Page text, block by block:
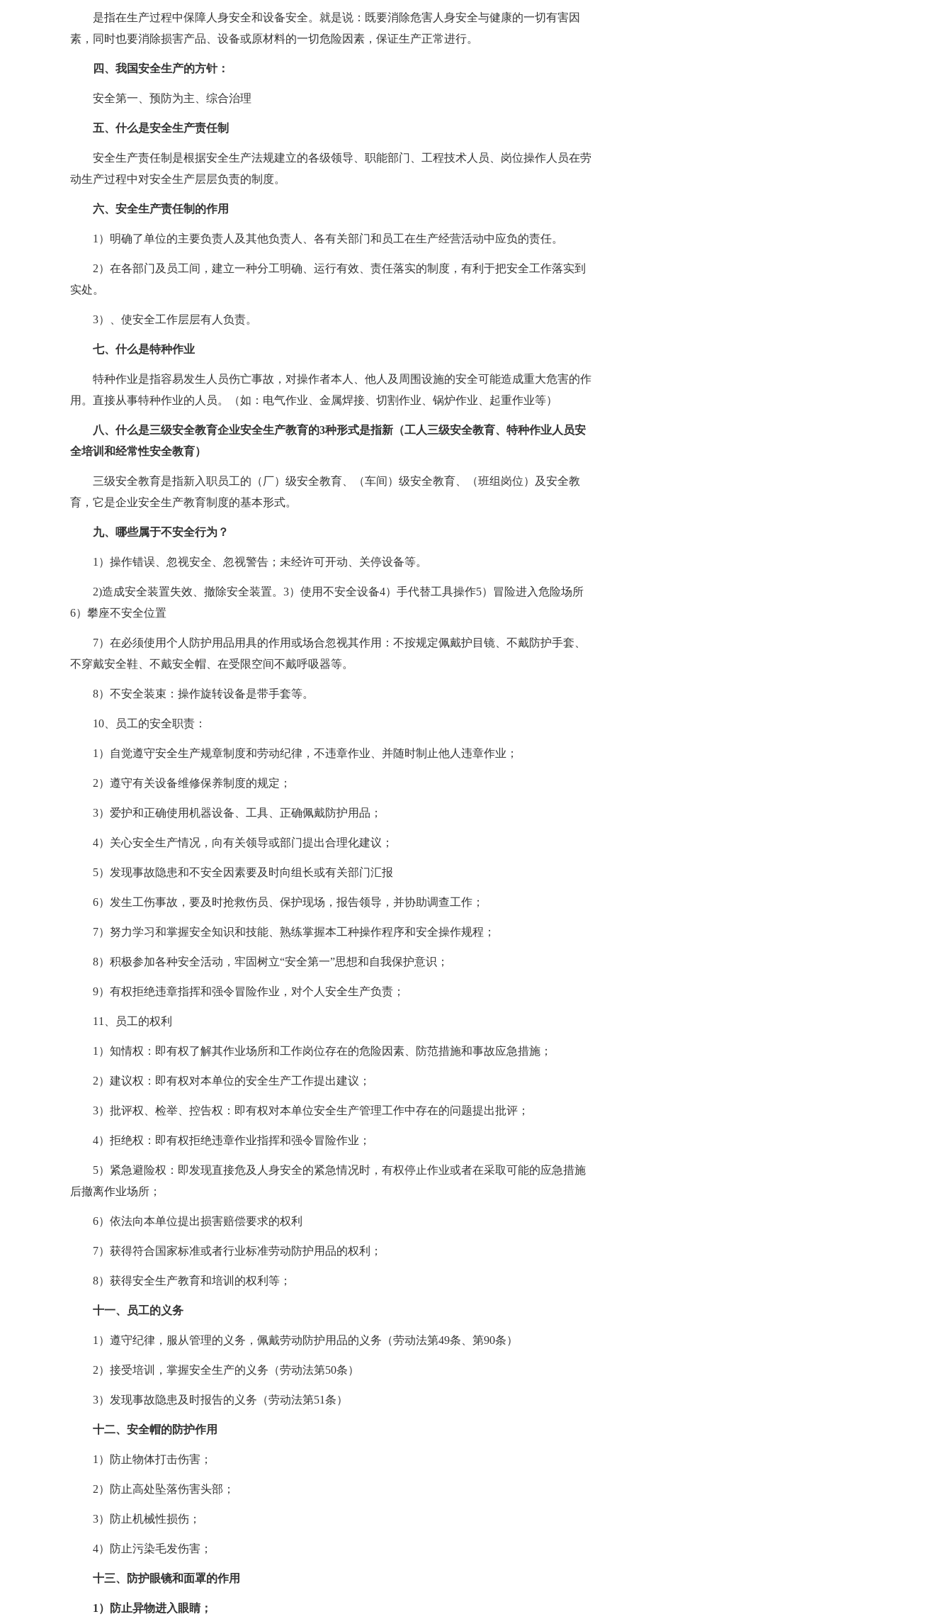
是指在生产过程中保障人身安全和设备安全。就是说：既要消除危害人身安全与健康的一切有害因
素，同时也要消除损害产品、设备或原材料的一切危险因素，保证生产正常进行。
四、我国安全生产的方针：
安全第一、预防为主、综合治理
五、什么是安全生产责任制
安全生产责任制是根据安全生产法规建立的各级领导、职能部门、工程技术人员、岗位操作人员在劳
动生产过程中对安全生产层层负责的制度。
六、安全生产责任制的作用
1）明确了单位的主要负责人及其他负责人、各有关部门和员工在生产经营活动中应负的责任。
2）在各部门及员工间，建立一种分工明确、运行有效、责任落实的制度，有利于把安全工作落实到
实处。
3）、使安全工作层层有人负责。
七、什么是特种作业
特种作业是指容易发生人员伤亡事故，对操作者本人、他人及周围设施的安全可能造成重大危害的作
用。直接从事特种作业的人员。（如：电气作业、金属焊接、切割作业、锅炉作业、起重作业等）
八、什么是三级安全教育企业安全生产教育的3种形式是指新（工人三级安全教育、特种作业人员安
全培训和经常性安全教育）
三级安全教育是指新入职员工的（厂）级安全教育、（车间）级安全教育、（班组岗位）及安全教
育，它是企业安全生产教育制度的基本形式。
九、哪些属于不安全行为？
1）操作错误、忽视安全、忽视警告；未经许可开动、关停设备等。
2)造成安全装置失效、撤除安全装置。3）使用不安全设备4）手代替工具操作5）冒险进入危险场所
6）攀座不安全位置
7）在必须使用个人防护用品用具的作用或场合忽视其作用：不按规定佩戴护目镜、不戴防护手套、
不穿戴安全鞋、不戴安全帽、在受限空间不戴呼吸器等。
8）不安全装束：操作旋转设备是带手套等。
10、员工的安全职责：
1）自觉遵守安全生产规章制度和劳动纪律，不违章作业、并随时制止他人违章作业；
2）遵守有关设备维修保养制度的规定；
3）爱护和正确使用机器设备、工具、正确佩戴防护用品；
4）关心安全生产情况，向有关领导或部门提出合理化建议；
5）发现事故隐患和不安全因素要及时向组长或有关部门汇报
6）发生工伤事故，要及时抢救伤员、保护现场，报告领导，并协助调查工作；
7）努力学习和掌握安全知识和技能、熟练掌握本工种操作程序和安全操作规程；
8）积极参加各种安全活动，牢固树立“安全第一”思想和自我保护意识；
9）有权拒绝违章指挥和强令冒险作业，对个人安全生产负责；
11、员工的权利
1）知情权：即有权了解其作业场所和工作岗位存在的危险因素、防范措施和事故应急措施；
2）建议权：即有权对本单位的安全生产工作提出建议；
3）批评权、检举、控告权：即有权对本单位安全生产管理工作中存在的问题提出批评；
4）拒绝权：即有权拒绝违章作业指挥和强令冒险作业；
5）紧急避险权：即发现直接危及人身安全的紧急情况时，有权停止作业或者在采取可能的应急措施
后撤离作业场所；
6）依法向本单位提出损害赔偿要求的权利
7）获得符合国家标准或者行业标准劳动防护用品的权利；
8）获得安全生产教育和培训的权利等；
十一、员工的义务
1）遵守纪律，服从管理的义务，佩戴劳动防护用品的义务（劳动法第49条、第90条）
2）接受培训，掌握安全生产的义务（劳动法第50条）
3）发现事故隐患及时报告的义务（劳动法第51条）
十二、安全帽的防护作用
1）防止物体打击伤害；
2）防止高处坠落伤害头部；
3）防止机械性损伤；
4）防止污染毛发伤害；
十三、防护眼镜和面罩的作用
1）防止异物进入眼睛；